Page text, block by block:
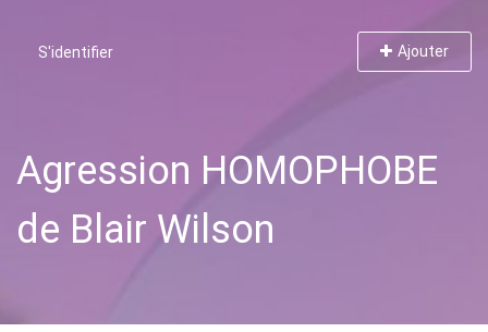
S'identifier Ajouter
Agression HOMOPHOBE
de Blair Wilson